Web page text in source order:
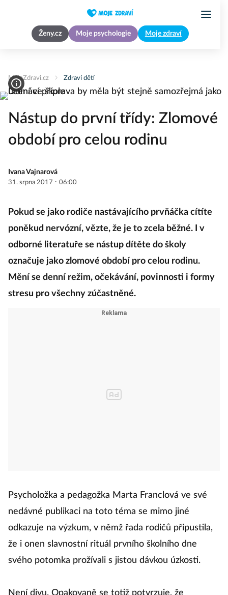
Ženy.cz Moje psychologie Moje zdraví
MojeZdravi.cz Zdraví dětí
Nástup do první třídy: Zlomové
období pro celou rodinu
Ivana Vajnarová
31. srpna 2017 · 06:00
Pokud se jako rodiče nastávajícího prvňáčka cítíte
poněkud nervózní, vězte, že je to zcela běžné. I v
odborné literatuře se nástup dítěte do školy
označuje jako zlomové období pro celou rodinu.
Mění se denní režim, očekávání, povinnosti i formy
stresu pro všechny zúčastněné.
Psycholožka a pedagožka Marta Franclová ve své
nedávné publikaci na toto téma se mimo jiné
odkazuje na výzkum, v němž řada rodičů připustila,
že i onen slavnostní rituál prvního školního dne
svého potomka prožívali s jistou dávkou úzkosti.
Není divu. Opakovaně se totiž potvrzuje, že